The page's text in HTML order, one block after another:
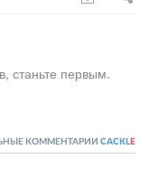
станьте первым.
КОММЕНТАРИИ CACKL E